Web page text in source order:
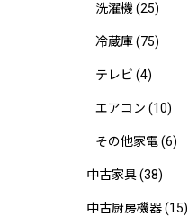
洗濯機 (25)
冷蔵庫(75)
テレビ (4)
エアコン (10)
その他家電(6)
中古家具(38)
中古厨房機器(15)